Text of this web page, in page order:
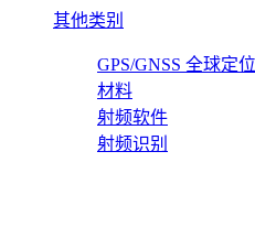
其他类别
GPS/GNSS 全球定
材料
射频软件
射频识别